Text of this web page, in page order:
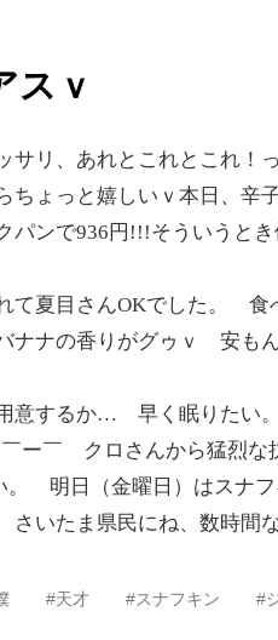
スｖ
サリ、あれとこれとこれ！
ちょっと嬉しいｖ本日、辛
パンで936円!!!そういうと
て夏目さんOKでした。 食
ナナの香りがグゥｖ 安も
意するか… 早く眠りたい
ー￣ クロさんから猛烈な
明日（金曜日）はスナ
いたま県民にね、数時間
#天才 #スナフキン #